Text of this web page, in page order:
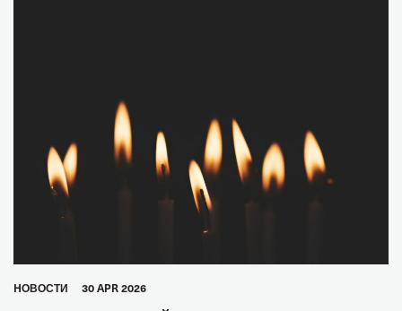
HОВОСТИ 30 APR 2026